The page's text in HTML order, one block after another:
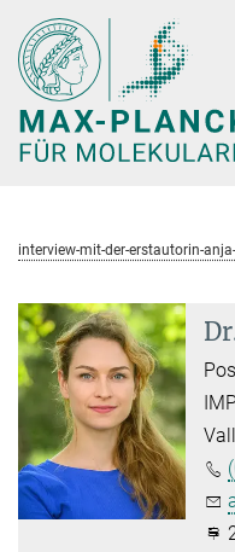
Hauptinhalt
interview-mit-der-erstautorin-